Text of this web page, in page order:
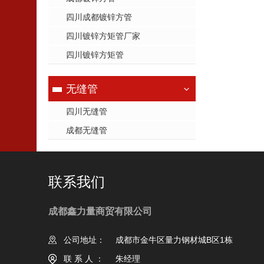
四川成都镀锌方管
四川镀锌方矩管厂家
四川镀锌方矩管
无缝管
四川无缝管
成都无缝管
联系我们
成都鑫力量商贸有限公司
公司地址：
成都市金牛区量力钢材城B区1栋
联系人：
朱经理